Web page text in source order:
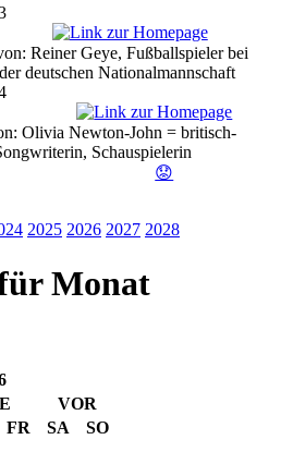
Reiner Geye, Fußballspieler bei
deutschen Nationalmannschaft
Olivia Newton-John = britisch-
Schauspielerin
😟
2025 2026 2027 2028
Monat
VOR
FR SA SO